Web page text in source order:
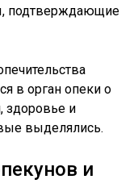
подтверждающие
в орган опеки о
здоровье и
выделялись.
и